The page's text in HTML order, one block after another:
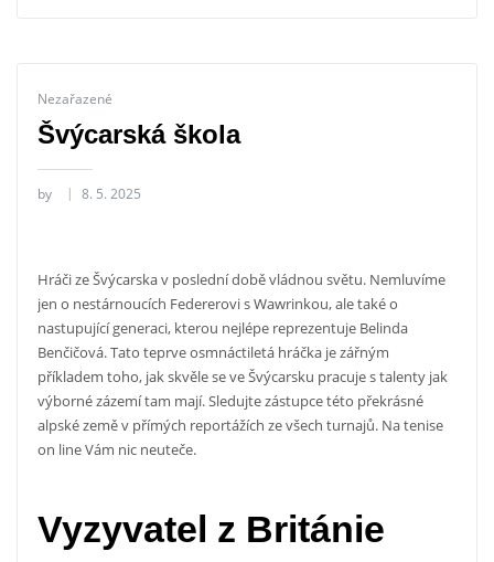
Nezařazené
Švýcarská škola
by 8. 5. 2025
Hráči ze Švýcarska v poslední době vládnou světu. Nemluvíme
jen o nestárnoucích Federerovi s Wawrinkou, ale také o
nastupující generaci, kterou nejlépe reprezentuje Belinda
Benčičová. Tato teprve osmnáctiletá hráčka je zářným
příkladem toho, jak skvěle se ve Švýcarsku pracuje s talenty jak
výborné zázemí tam mají. Sledujte zástupce této překrásné
alpské země v přímých reportážích ze všech turnajů. Natenise
on lineVám nic neuteče.
Vyzyvatel z Británie